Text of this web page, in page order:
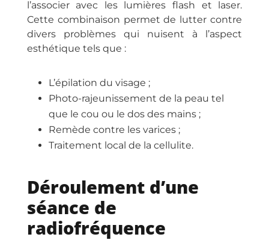
l’associer avec les lumières flash et laser.
Cette combinaison permet de lutter contre
divers problèmes qui nuisent à l’aspect
esthétique tels que :
L’épilation du visage ;
Photo-rajeunissement de la peau tel
que le cou ou le dos des mains ;
Remède contre les varices ;
Traitement local de la cellulite.
Déroulement d’une
séance de
radiofréquence